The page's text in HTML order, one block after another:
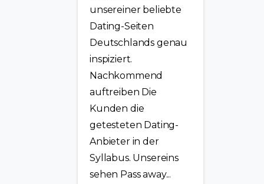
unsereiner beliebte
Dating-Seiten
Deutschlands genau
inspiziert.
Nachkommend
auftreiben Die
Kunden die
getesteten Dating-
Anbieter in der
Syllabus. Unsereins
sehen Pass away...